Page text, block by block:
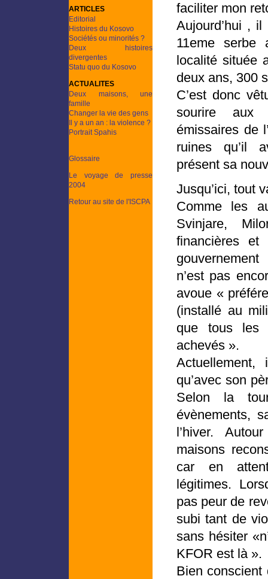
ARTICLES
Editorial
Histoires du Kosovo
Sociétés ou minorités ?
Deux histoires
divergentes
Statu quo du Kosovo
ACTUALITES
Deux maisons, une
famille
Changer la vie des gens
Il y a un an : la violence ?
Portrait Spahis
Glossaire
Le voyage de presse
2004
Retour au site de l'ISCPA
faciliter mon
Aujourd’hui ,
11eme serbe
localité située
deux ans, 300
C’est donc
sourire aux
émissaires de
ruines qu’il
présent sa
Jusqu’ici, tout
Comme les
Svinjare,
financières
n’est pas
avoue «
(installé au
que tous les
achevés ».
qu’avec son
Selon la
évènements,
l’hiver.
maisons
car en
légitimes.
pas peur de
subi tant de
sans hésiter
KFOR est là ».
Bien conscient